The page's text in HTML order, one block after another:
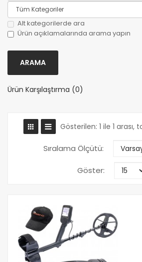
Alt kategorilerde ara
Ürün açıklamalarında arama yapın
Ürün Karşılaştırma (0)
Gösterilen: 1 ile 1 arası,
Sıralama Ölçütü:
Göster: